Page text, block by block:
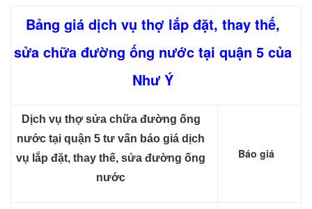
Bảng giá dịch vụ thợ lắp đặt, thay thế,
sửa chữa đường ống nước tại quận 5 của
Như Ý
Dịch vụ thợ sửa chữa đường ống
nước tại quận 5 tư vấn báo giá dịch
vụ lắp đặt, thay thế, sửa đường ống
nước
Báo giá